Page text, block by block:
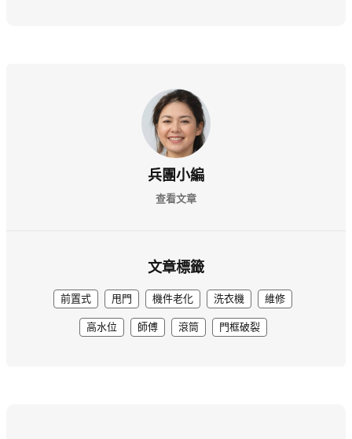
兵團小編
查看文章
文章標籤
前置式 甩門 機件老化 洗衣機 維修
高水位 師傅 滾筒 門框破裂